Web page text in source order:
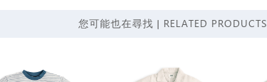
您可能也在尋找 | RELATED PRODUCTS